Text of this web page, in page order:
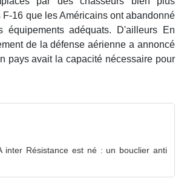
F-16 que les Américains ont abandonné
équipements adéquats. D'ailleurs En
de la défense aérienne a annoncé
pays avait la capacité nécessaire pour
inter Résistance est né : un bouclier anti